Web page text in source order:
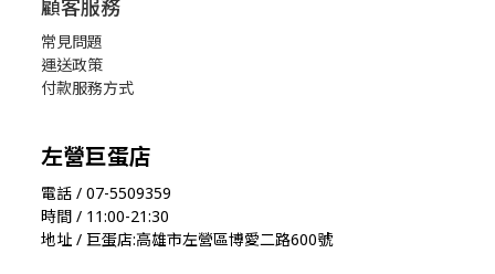
顧客服務
常見問題
運送政策
付款服務方式
左營巨蛋店
電話 / 07-5509359
時間 / 11:00-21:30
地址 / 巨蛋店:高雄市左營區博愛二路600號